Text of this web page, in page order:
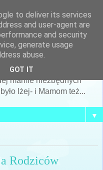
czyli
+ archeologia +
mamie niezbędnych
lżej- i Mamom też...
▼
Rodziców
to deliver its services
and user-agent are
and security
generate usage
abuse.
GOT IT